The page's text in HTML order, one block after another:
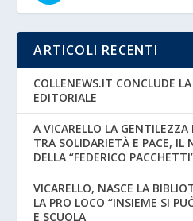
ARTICOLI RECENTI
COLLENEWS.IT CONCLUDE
EDITORIALE
A VICARELLO LA
TRA SOLIDARIETÀ E PACE, IL
DELLA “FEDERICO
VICARELLO, NASCE LA
LA PRO LOCO “INSIEME SI
E SCUOLA